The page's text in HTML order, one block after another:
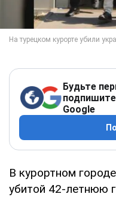
Будьте
Google
В курортном
убитой 42-летнюю